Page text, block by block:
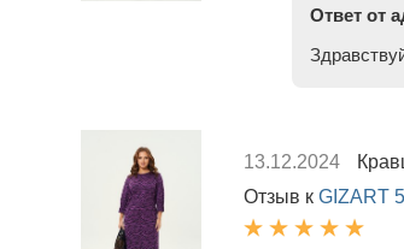
Ответ от
13.12.2024
Отзыв к GIZART